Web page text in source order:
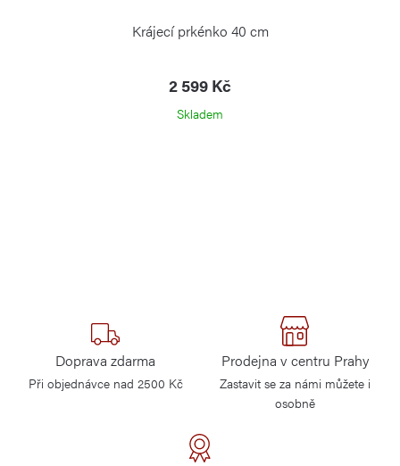
Krájecí prkénko 40 cm
2 599 Kč
Skladem
Doprava zdarma
Při objednávce nad 2500 Kč
Prodejna v centru Prahy
Zastavit se za námi můžete i
osobně